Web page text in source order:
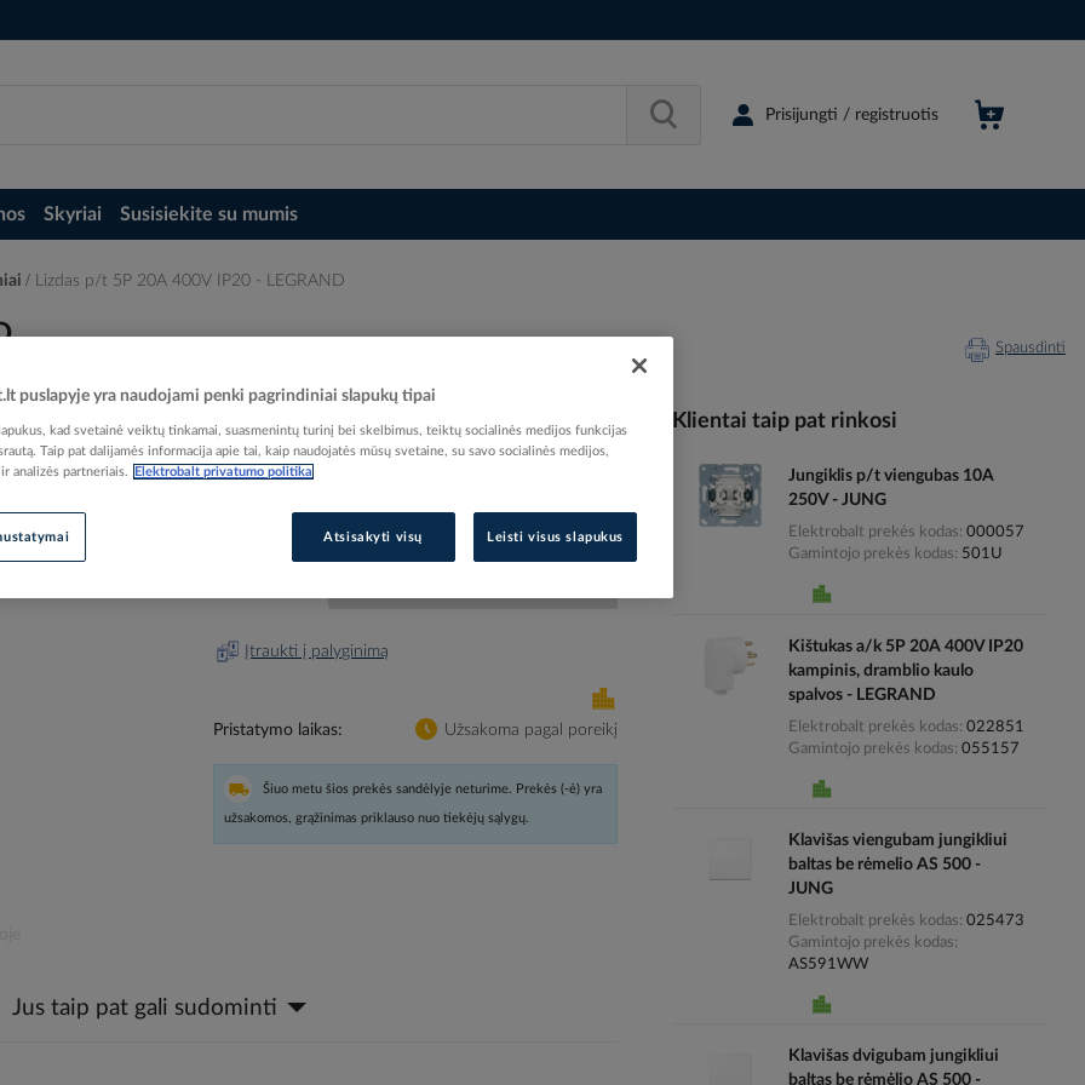
Prisijungti / registruotis
Skyriai Susisiekite su mumis
Lizdas p/t 5P 20A 400V IP20 - LEGRAND
Spausdinti
Elektrobalt prekės kodas
EAN kodas
3245060554279
Gamintojo prekės kodas
055427
Įtraukti į palyginimą
Pristatymo laikas Užsakoma pagal poreikį
Šiuo metu šios prekės sandėlyje neturime. Prekės (-ė) yra
užsakomos, grąžinimas priklauso nuo tiekėjų sąlygų.
Jus taip pat gali sudominti
Klientai taip pat rinkosi
Jungiklis p/t viengubas 10A
250V - JUNG
Elektrobalt prekės kodas 000057
Gamintojo prekės kodas
501U
Kištukas a/k 5P 20A 400V IP20
kampinis, dramblio kaulo
spalvos - LEGRAND
Elektrobalt prekės kodas 022851
Gamintojo prekės kodas 055157
Klavišas viengubam jungikliui
baltas be rėmelio AS 500 -
JUNG
Elektrobalt prekės kodas 025473
Gamintojo prekės kodas
AS591WW
Klavišas dvigubam jungikliui
baltas be rėmėlio AS 500 -
puslapyje yra naudojami penki pagrindiniai slapukų tipai
kad svetainė veiktų tinkamai, suasmenintų turinį bei skelbimus, teiktų socialinės medijos funkcijas
Taip pat dalijamės informacija apie tai, kaip naudojatės mūsų svetaine, su savo socialinės medijos,
analizės partneriais.
Elektrobalt privatumo politika
Atsisakyti visų Leisti visus slapukus